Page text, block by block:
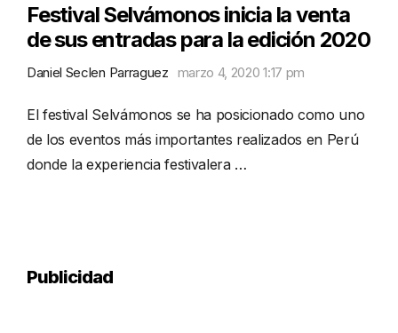
Festival Selvámonos inicia la venta
de sus entradas para la edición 2020
Daniel Seclen Parraguez marzo 4, 2020 1:17 pm
El festival Selvámonos se ha posicionado como uno
de los eventos más importantes realizados en Perú
donde la experiencia festivalera …
Publicidad